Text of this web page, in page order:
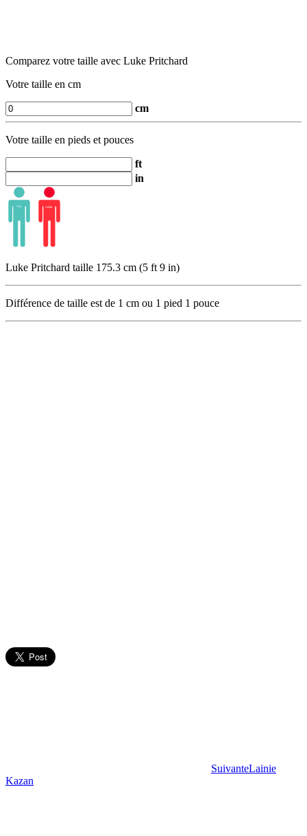
Comparez votre taille avec Luke Pritchard
Votre taille en cm
cm
Votre taille en pieds et pouces
ft
in
Luke Pritchard taille 175.3 cm (5 ft 9 in)
Différence de taille est de 1 cm ou 1 pied 1 pouce
SuivanteLainie
Kazan